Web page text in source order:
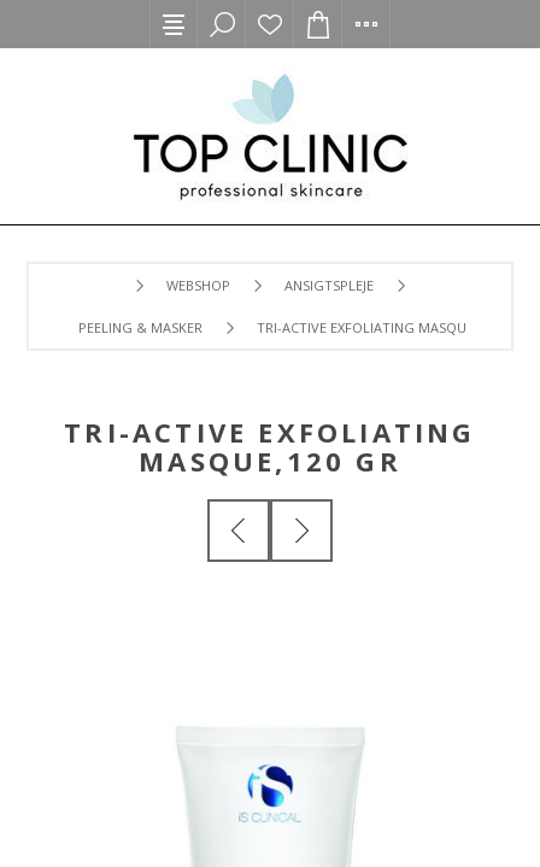
WEBSHOP ANSIGTSPLEJE
PEELING & MASKER TRI-ACTIVE EXFOLIATING MASQUE,120 GR
TRI-ACTIVE EXFOLIATING
MASQUE,120 GR